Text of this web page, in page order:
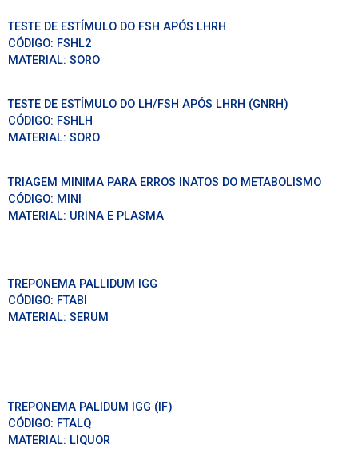
TESTE DE ESTÍMULO DO FSH APÓS LHRH
CÓDIGO: FSHL2
MATERIAL: SORO
TESTE DE ESTÍMULO DO LH/FSH APÓS LHRH (GNRH)
CÓDIGO: FSHLH
MATERIAL: SORO
TRIAGEM MINIMA PARA ERROS INATOS DO METABOLISMO
CÓDIGO: MINI
MATERIAL: URINA E PLASMA
TREPONEMA PALLIDUM IGG
CÓDIGO: FTABI
MATERIAL: SERUM
TREPONEMA PALIDUM IGG (IF)
CÓDIGO: FTALQ
MATERIAL: LIQUOR